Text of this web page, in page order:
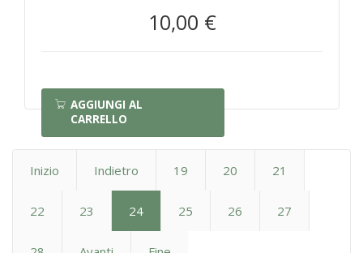
10,00 €
AGGIUNGI AL
CARRELLO
Inizio Indietro 19 20 21
22 23 24 25 26 27